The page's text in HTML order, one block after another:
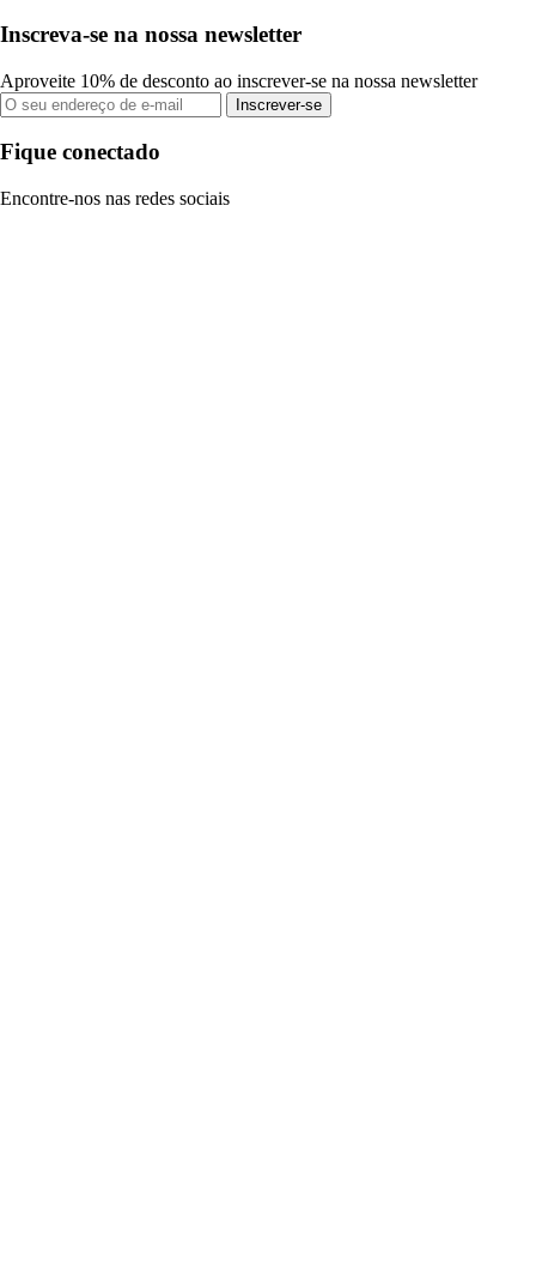
Inscreva-se na nossa newsletter
Aproveite 10% de desconto ao inscrever-se na nossa newsletter
Inscrever-se
Fique conectado
Encontre-nos nas redes sociais